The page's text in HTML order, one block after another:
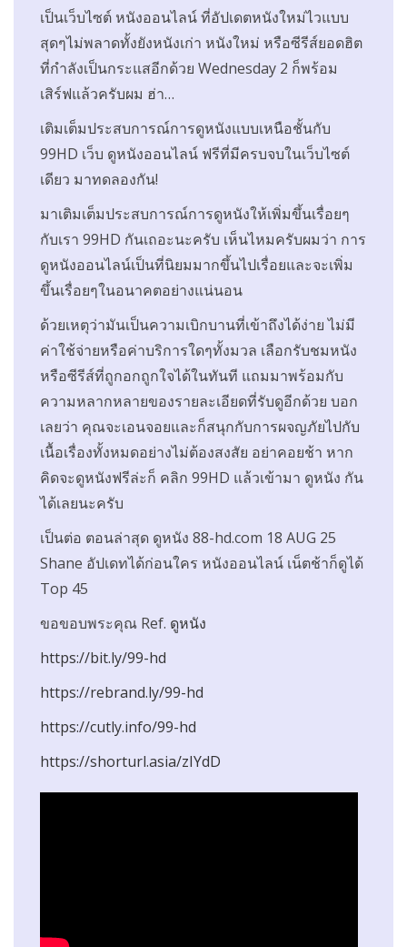
เป็นเว็บไซต์ หนังออนไลน์ ที่อัปเดตหนังใหม่ไวแบบ
สุดๆไม่พลาดทั้งยังหนังเก่า หนังใหม่ หรือซีรีส์ยอดฮิต
ที่กำลังเป็นกระแสอีกด้วย Wednesday 2 ก็พร้อม
เสิร์ฟแล้วครับผม ฮ่า…
เติมเต็มประสบการณ์การดูหนังแบบเหนือชั้นกับ
99HD เว็บ ดูหนังออนไลน์ ฟรีที่มีครบจบในเว็บไซต์
เดียว มาทดลองกัน!
มาเติมเต็มประสบการณ์การดูหนังให้เพิ่มขึ้นเรื่อยๆ
กับเรา 99HD กันเถอะนะครับ เห็นไหมครับผมว่า การ
ดูหนังออนไลน์เป็นที่นิยมมากขึ้นไปเรื่อยและจะเพิ่ม
ขึ้นเรื่อยๆในอนาคตอย่างแน่นอน
ด้วยเหตุว่ามันเป็นความเบิกบานที่เข้าถึงได้ง่าย ไม่มี
ค่าใช้จ่ายหรือค่าบริการใดๆทั้งมวล เลือกรับชมหนัง
หรือซีรีส์ที่ถูกอกถูกใจได้ในทันที แถมมาพร้อมกับ
ความหลากหลายของรายละเอียดที่รับดูอีกด้วย บอก
เลยว่า คุณจะเอนจอยและก็สนุกกับการผจญภัยไปกับ
เนื้อเรื่องทั้งหมดอย่างไม่ต้องสงสัย อย่าคอยช้า หาก
คิดจะดูหนังฟรีล่ะก็ คลิก 99HD แล้วเข้ามา ดูหนัง กัน
ได้เลยนะครับ
เป็นต่อ ตอนล่าสุด ดูหนัง 88-hd.com 18 AUG 25
Shane อัปเดทได้ก่อนใคร หนังออนไลน์ เน็ตช้าก็ดูได้
Top 45
ขอขอบพระคุณ Ref. ดูหนัง
https://bit.ly/99-hd
https://rebrand.ly/99-hd
https://cutly.info/99-hd
https://shorturl.asia/zIYdD